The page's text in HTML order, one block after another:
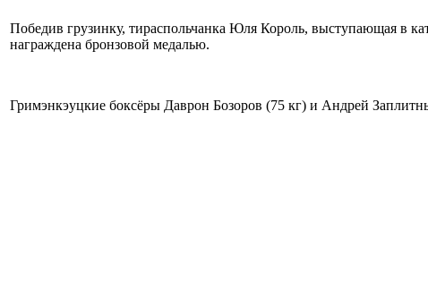
Победив грузинку, тираспольчанка Юля Король, выступающая в
награждена бронзовой медалью.
Гримэнкэуцкие боксёры Даврон Бозоров (75 кг) и Андрей